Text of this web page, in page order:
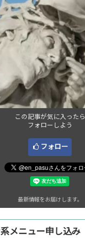
この記事が気に入ったら
フォローしよう
フォロー
最新情報をお届けします。
メニュー申し込み